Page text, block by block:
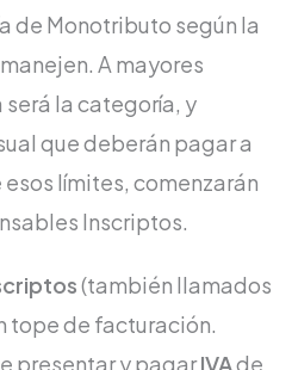
de Monotributo según la
A mayores
la categoría, y
que deberán pagar a
esos límites, comenzarán
Inscriptos.
(también llamados
tope de facturación.
presentar y pagarIVAde